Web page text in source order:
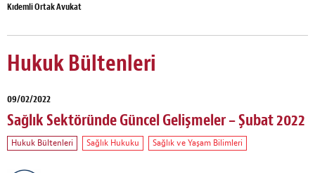
Kıdemli Ortak Avukat
Hukuk Bültenleri
09/02/2022
Sağlık Sektöründe Güncel Gelişmeler – Şubat 2022
Hukuk Bültenleri Sağlık Hukuku Sağlık ve Yaşam Bilimleri